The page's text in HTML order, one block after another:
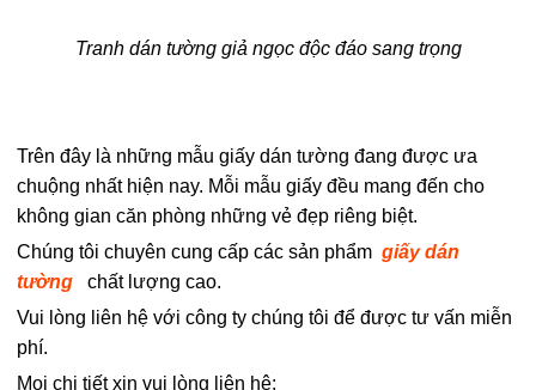
Tranh dán tường giả ngọc độc đáo sang trọng
Trên đây là những mẫu giấy dán tường đang được ưa
chuộng nhất hiện nay. Mỗi mẫu giấy đều mang đến cho
không gian căn phòng những vẻ đẹp riêng biệt.
Chúng tôi chuyên cung cấp các sản phẩmgiấy dán
tường
chất lượng cao.
Vui lòng liên hệ với công ty chúng tôi để được tư vấn miễn
phí.
Mọi chi tiết xin vui lòng liên hệ: